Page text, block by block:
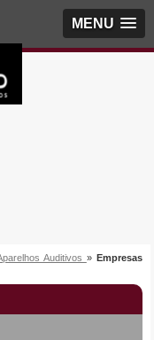
MENU
Auditivos » Empresas